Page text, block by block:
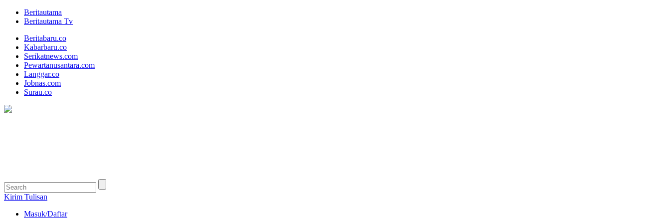
Beritautama
Beritautama Tv
Beritabaru.co
Kabarbaru.co
Serikatnews.com
Pewartanusantara.com
Langgar.co
Jobnas.com
Surau.co
Kirim Tulisan
Masuk/Daftar